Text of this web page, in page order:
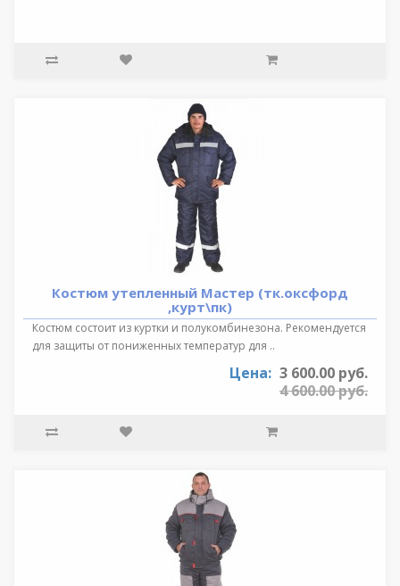
Костюм утепленный Мастер (тк.оксфорд
,курт\пк)
Костюм состоит из куртки и полукомбинезона. Рекомендуется
для защиты от пониженных температур для ..
Цена: 3 600.00 руб.
4 600.00 руб.